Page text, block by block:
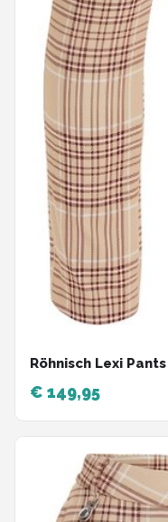
Röhnisch Lexi
€ 149,95